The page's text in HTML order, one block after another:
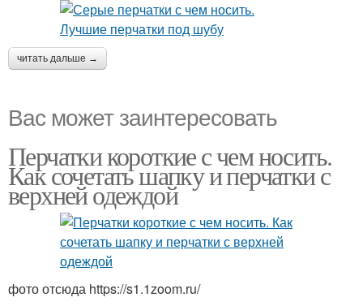
читать дальше →
Вас может заинтересовать
Перчатки короткие с чем носить.
Как сочетать шапку и перчатки с
верхней одеждой
фото отсюда https://s1.1zoom.ru/